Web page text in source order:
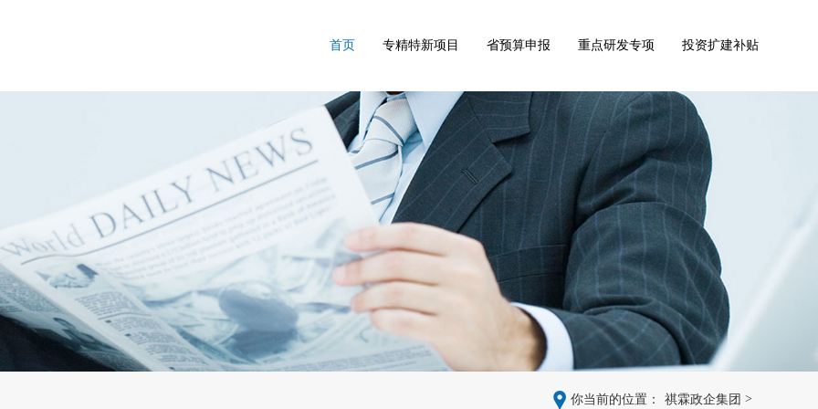
首页 专精特新项目 省预算申报 重点研发专项 投资扩建补贴
你当前的位置： 祺霖政企集团 >